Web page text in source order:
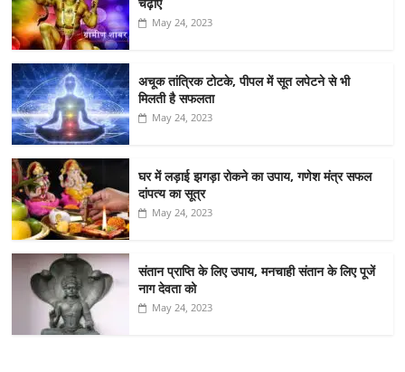
May 24, 2023
अचूक तांत्रिक टोटके, पीपल में सूत लपेटने से भी
मिलती है सफलता
May 24, 2023
घर में लड़ाई झगड़ा रोकने का उपाय, गणेश मंत्र सफल
दांपत्य का सूत्र
May 24, 2023
संतान प्राप्ति के लिए उपाय, मनचाही संतान के लिए पूजें
नाग देवता को
May 24, 2023